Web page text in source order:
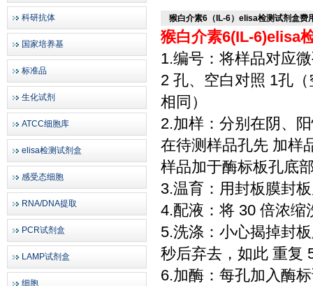
科研抗体
国家培养基
标准品
生化试剂
ATCC细胞库
elisa检测试剂盒
感受态细胞
RNA/DNA提取
PCR试剂盒
LAMP试剂盒
细胞
猴白介素6（IL-6）elisa检测试剂盒费
猴白介素6(IL-6)elisa
1.编号：将样品对应
2 孔、空白对照 1孔
相同）
2.加样：分别在阴、
在待测样品孔先 加样
样品加于酶标板孔底
3.温育：用封板膜封
4.配液：将 30 倍浓缩
5.洗涤：小心揭掉封
秒后弃去，如此 重复
6.加酶：每孔加入酶